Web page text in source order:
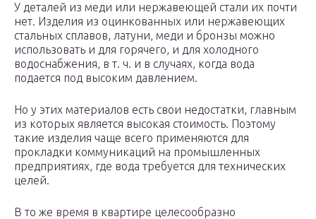
У деталей из меди или нержавеющей стали их почти
нет. Изделия из оцинкованных или нержавеющих
стальных сплавов, латуни, меди и бронзы можно
использовать и для горячего, и для холодного
водоснабжения, в т. ч. и в случаях, когда вода
подается под высоким давлением.
Но у этих материалов есть свои недостатки, главным
из которых является высокая стоимость. Поэтому
такие изделия чаще всего применяются для
прокладки коммуникаций на промышленных
предприятиях, где вода требуется для технических
целей.
В то же время в квартире целесообразно